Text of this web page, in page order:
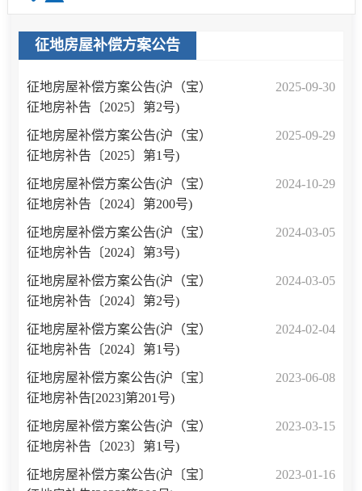
征地房屋补偿方案公告
2025-09-30
征地房屋补偿方案公告(沪（宝）
征地房补告〔2025〕第2号)
2025-09-29
征地房屋补偿方案公告(沪（宝）
征地房补告〔2025〕第1号)
2024-10-29
征地房屋补偿方案公告(沪（宝）
征地房补告〔2024〕第200号)
2024-03-05
征地房屋补偿方案公告(沪（宝）
征地房补告〔2024〕第3号)
2024-03-05
征地房屋补偿方案公告(沪（宝）
征地房补告〔2024〕第2号)
2024-02-04
征地房屋补偿方案公告(沪（宝）
征地房补告〔2024〕第1号)
2023-06-08
征地房屋补偿方案公告(沪〔宝〕
征地房补告[2023]第201号)
2023-03-15
征地房屋补偿方案公告(沪（宝）
征地房补告〔2023〕第1号)
2023-01-16
征地房屋补偿方案公告(沪〔宝〕